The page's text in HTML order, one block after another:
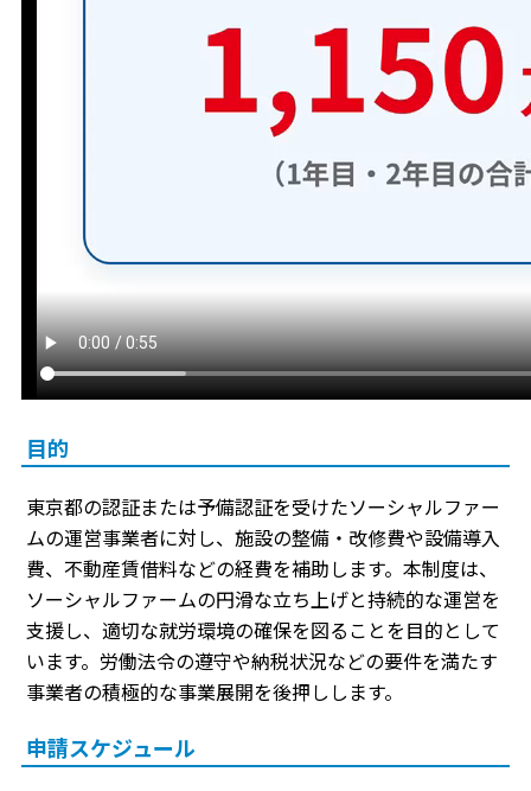
目的
東京都の認証または予備認証を受けたソーシャルファー
ムの運営事業者に対し、施設の整備・改修費や設備導入
費、不動産賃借料などの経費を補助します。本制度は、
ソーシャルファームの円滑な立ち上げと持続的な運営を
支援し、適切な就労環境の確保を図ることを目的として
います。労働法令の遵守や納税状況などの要件を満たす
事業者の積極的な事業展開を後押しします。
申請スケジュール